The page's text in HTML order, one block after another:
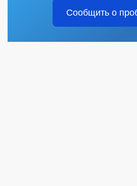
Сообщить о